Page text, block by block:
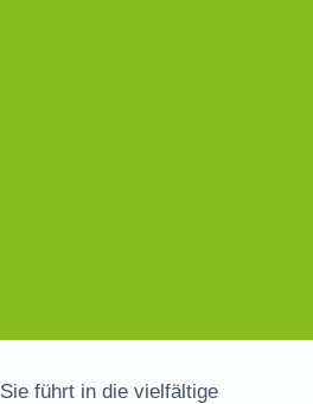
führt in die vielfältige